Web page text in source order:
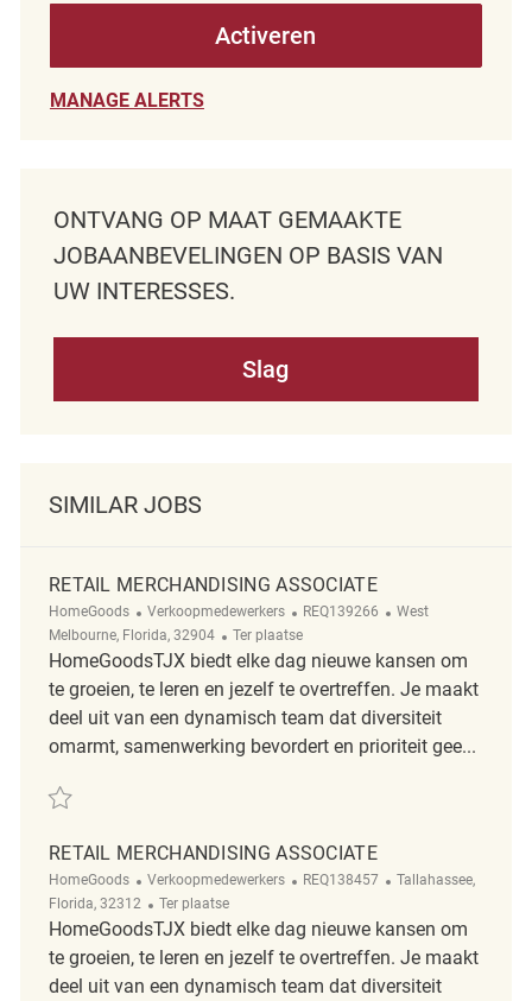
Activeren
MANAGE ALERTS
ONTVANG OP MAAT GEMAAKTE
JOBAANBEVELINGEN OP BASIS VAN
UW INTERESSES.
Slag
SIMILAR JOBS
RETAIL MERCHANDISING ASSOCIATE
HomeGoods Categorie
Verkoopmedewerkers ReqId
REQ139266 Plaats
West
Melbourne, Florida, 32904
Afgelegen
Ter plaatse
HomeGoodsTJX biedt elke dag nieuwe kansen om
te groeien, te leren en jezelf te overtreffen. Je maakt
deel uit van een dynamisch team dat diversiteit
omarmt, samenwerking bevordert en prioriteit gee...
Redden Retail Merchandising Associate REQ139266
RETAIL MERCHANDISING ASSOCIATE
HomeGoods Categorie
Verkoopmedewerkers ReqId
REQ138457 Plaats
Tallahassee,
Florida, 32312
Afgelegen
Ter plaatse
HomeGoodsTJX biedt elke dag nieuwe kansen om
te groeien, te leren en jezelf te overtreffen. Je maakt
deel uit van een dynamisch team dat diversiteit